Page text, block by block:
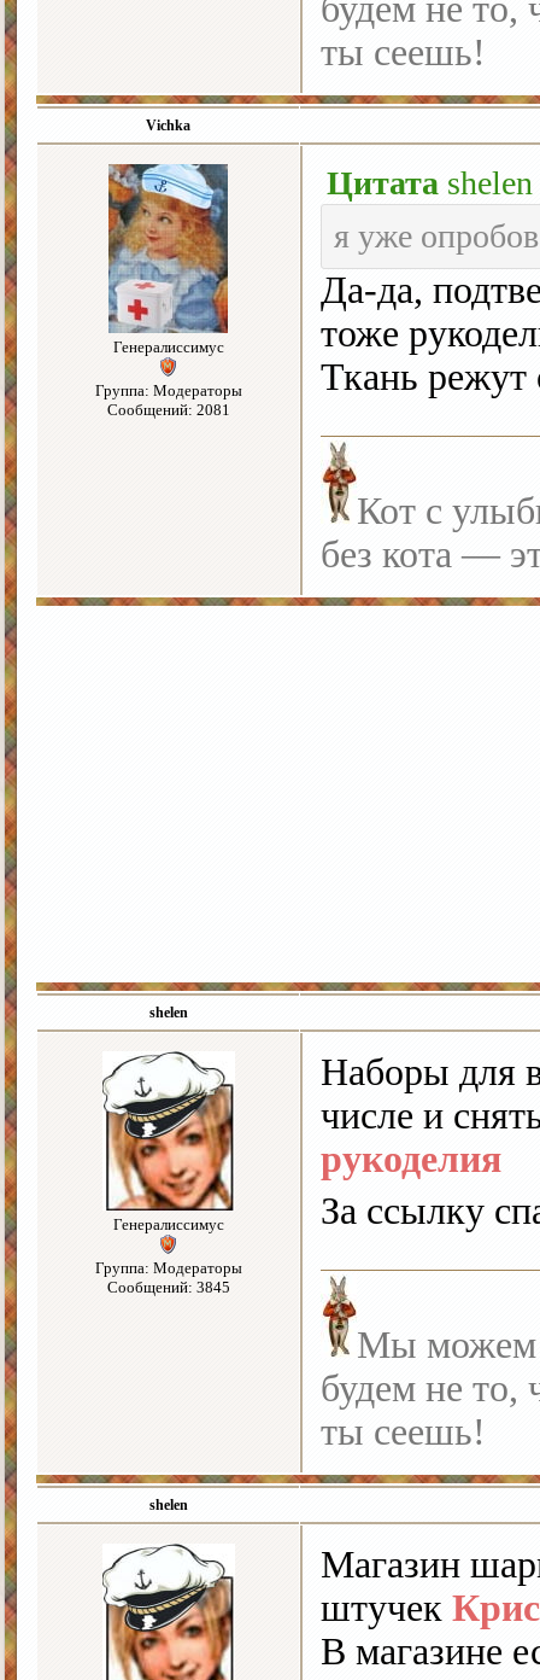
будем не то,
ты сеешь!
Vichka
Генералиссимус
Группа: Модераторы
Сообщений: 2081
Цитата shelen
я уже
Да-да,
тоже
Ткань
Кот с
без кота —
shelen
Генералиссимус
Группа: Модераторы
Сообщений: 3845
Наборы для
числе и
рукоделия
За ссылку
Мы можем
будем не то,
ты сеешь!
shelen
Магазин
штучек
В магазине